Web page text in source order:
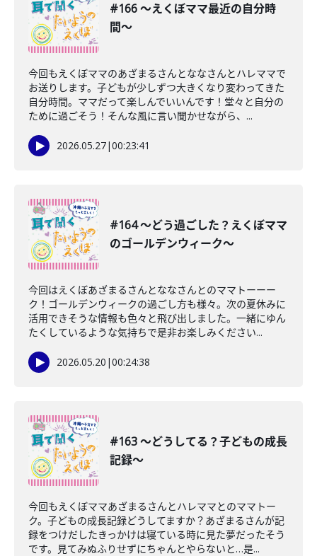
#166 〜えくぼママ最近の自分時
間〜
今回もえくぼママのあざまるさんとななさんとハレママで
お送りします。子どもが少しずつ大きくなり変わってきた
自分時間。ママだって楽しんでいいんです！堂々と自分の
ために過ごそう！そんな風に言い聞かせながら、...
2026.05.27|00:23:41
#164 〜どう過ごした？えくぼママ
のゴールデンウィーク〜
今回はえくぼあざまるさんとななさんとのママトーーー
ク！ゴールデンウィークの過ごし方も様々。次の夏休みに
活用できそうな情報も色々と飛び出しました。一緒にゆん
たくしているような気持ちで是非お楽しみください...
2026.05.20 |00:24:38
#163 〜どうしてる？子どもの成長
記録〜
今回もえくぼママあざまるさんとハレママとのママトー
ク。子どもの成長記録どうしてますか？あざまるさんが記
録をつけだしたきっかけは寝ている時に見た夢だったそう
です。見てみぬふりせずにちゃんとやらないと…是...